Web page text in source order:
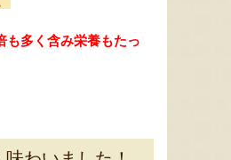
も多く含み栄養もたっ